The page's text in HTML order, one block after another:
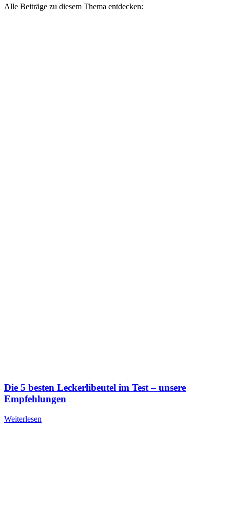
Alle Beiträge zu diesem Thema entdecken:
Die 5 besten Leckerlibeutel im Test – unsere
Empfehlungen
Weiterlesen